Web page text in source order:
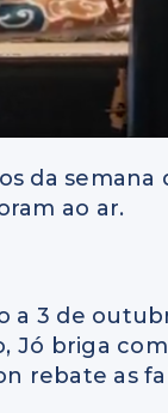
da semana
ao ar.
a 3 de
briga
rebate as